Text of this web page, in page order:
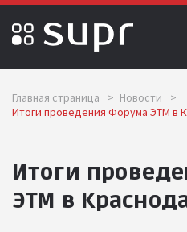
Главная страница > Новости
>
Итоги проведения Форума ЭТМ в
Итоги
ЭТМ в